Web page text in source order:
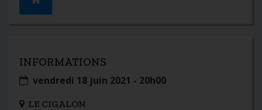
INFORMATIONS
vendredi 18 juin 2021 - 20h00
LE CIGALON